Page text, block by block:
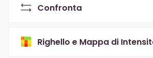
Confronta
Righello e Mappa di